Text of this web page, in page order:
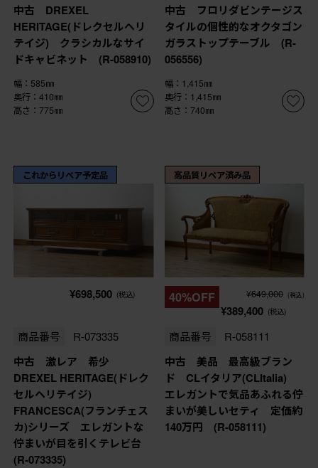
中古 DREXEL
HERITAGE(ドレクセルヘリ
テイジ) クラシカルなサイ
ドキャビネット (R-058910)
幅：585㎜
奥行：410㎜
高さ：775㎜
中古 フロリダビンテージス
タイルの個性的なオクタゴン
ガラストップテーブル (R-
056556)
幅：1,415㎜
奥行：1,415㎜
高さ：740㎜
これからリペア予定品
¥698,500 (税込)
商品番号 R-073335
中古 激レア 希少
DREXEL HERITAGE(ドレク
セルヘリテイジ)
FRANCESCA(フランチェス
カ)シリーズ エレガントな
佇まいが目を引くテレビ台
(R-073335)
高品質リペア済み品
40%OFF ¥649,000 (税込)
¥389,400 (税込)
商品番号 R-058111
中古 美品 最高級ブラン
ド CLイタリア(CLItalia)
エレガントで気品あふれる佇
まいが美しいセティ 定価約
140万円 (R-058111)